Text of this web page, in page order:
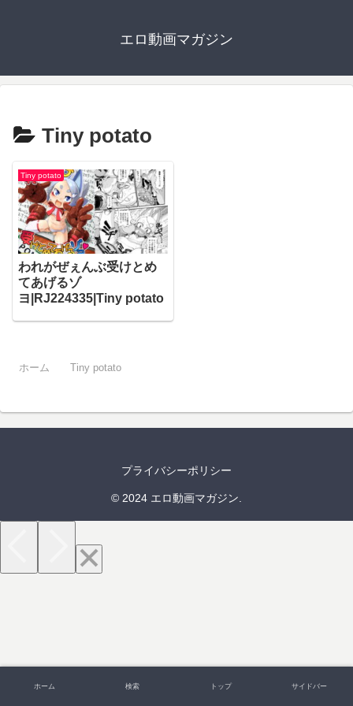
エロ動画マガジン
Tiny potato
Tiny potato
われがぜぇんぶ受けとめ
てあげるゾ
ヨ|RJ224335|Tiny potato
ホーム Tiny potato
プライバシーポリシー
© 2024 エロ動画マガジン.
ホーム 検索 トップ サイドバー